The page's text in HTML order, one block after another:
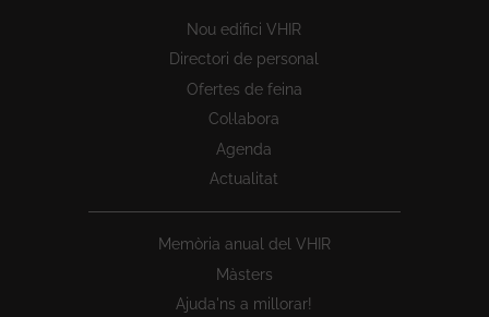
Nou edifici VHIR
Directori de personal
Ofertes de feina
Col·labora
Agenda
Actualitat
Memòria anual del VHIR
Màsters
Ajuda'ns a millorar!